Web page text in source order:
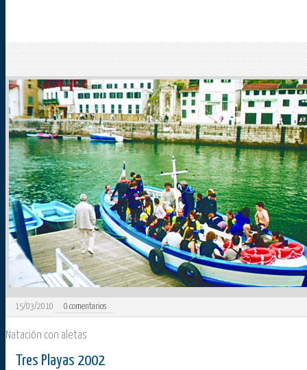
15/03/2010 0 comentarios
Natación con aletas
Tres Playas 2002